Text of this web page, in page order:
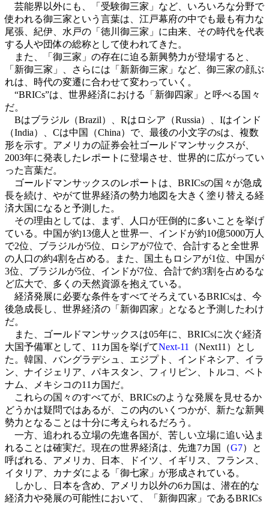
芸能界以外にも、「受験御三家」など、いろいろな分野で
使われる御三家という言葉は、江戸幕府の中でも最も有力な
尾張、紀伊、水戸の「徳川御三家」に由来、その時代を代表
する人や団体の総称として使われてきた。
また、「御三家」の存在に迫る新興勢力が登場すると、
「新御三家」、さらには「新新御三家」など、御三家の顔ぶ
れは、時代の変遷に合わせて変わっていく。
“BRICs”は、世界経済における「新御四家」と呼べる国々
だ。
Bはブラジル（Brazil）、Rはロシア（Russia）、Iはインド
（India）、Cは中国（China）で、最後の小文字のsは、複数
形を示す。アメリカの証券会社ゴールドマンサックスが、
2003年に発表したレポートに登場させ、世界的に広がってい
った言葉だ。
ゴールドマンサックスのレポートは、BRICsの国々が急成
長を続け、やがて世界経済の勢力地図を大きく塗り替える経
済大国になると予測した。
その理由としては、まず、人口が圧倒的に多いことを挙げ
ている。中国が約13億人と世界一、インドが約10億5000万人
で2位、ブラジルが5位、ロシアが7位で、合計すると全世界
の人口の約4割を占める。また、国土もロシアが1位、中国が
3位、ブラジルが5位、インドが7位、合計で約3割を占めるな
ど広大で、多くの天然資源を抱えている。
経済発展に必要な条件をすべてそろえているBRICsは、今
後急成長し、世界経済の「新御四家」となると予測したわけ
だ。
また、ゴールドマンサックスは05年に、BRICsに次ぐ経済
大国予備軍として、11カ国を挙げてNext-11
（Next11）とし
た。韓国、バングラデシュ、エジプト、インドネシア、イラ
ン、ナイジェリア、パキスタン、フィリピン、トルコ、ベト
ナム、メキシコの11カ国だ。
これらの国々のすべてが、BRICsのような発展を見せるか
どうかは疑問ではあるが、この内のいくつかが、新たな新興
勢力となることは十分に考えられるだろう。
一方、追われる立場の先進各国が、苦しい立場に追い込ま
れることは確実だ。現在の世界経済は、先進7カ国（G7）と
呼ばれる、アメリカ、日本、ドイツ、イギリス、フランス、
イタリア、カナダによる「御七家」が形成されている。
しかし、日本を含め、アメリカ以外の6カ国は、潜在的な
経済力や発展の可能性において、「新御四家」であるBRICs